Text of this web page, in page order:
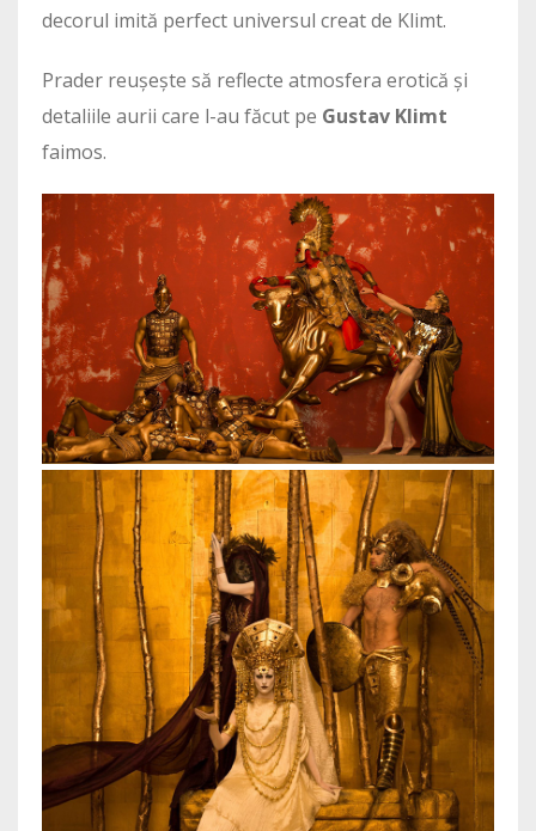
decorul imită perfect universul creat de Klimt.
Prader reușește să reflecte atmosfera erotică și
detaliile aurii care l-au făcut pe Gustav Klimt
faimos.